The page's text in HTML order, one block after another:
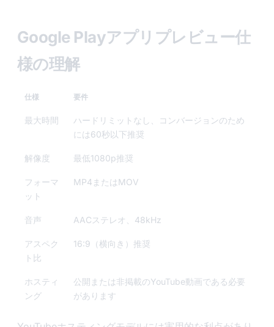
Google Playアプリプレビュー仕
様の理解
仕様 要件
最大時間
ハードリミットなし、コンバージョンのため
には60秒以下推奨
解像度 最低1080p推奨
フォーマ
ット
MP4またはMOV
音声 AACステレオ、48kHz
アスペク
ト比
16:9（横向き）推奨
ホスティ
ング
公開または非掲載のYouTube動画である必要
があります